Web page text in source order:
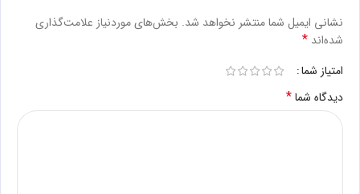
نشانی ایمیل شما منتشر نخواهد شد. بخش‌های موردنیاز علامت‌گذاری
شده‌اند *
امتیاز شما
دیدگاه شما*